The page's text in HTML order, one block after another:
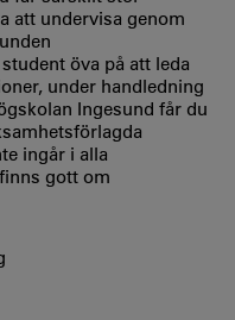
att undervisa genom
öva på att leda
under handledning
Ingesund får du
ingår i alla
gott om